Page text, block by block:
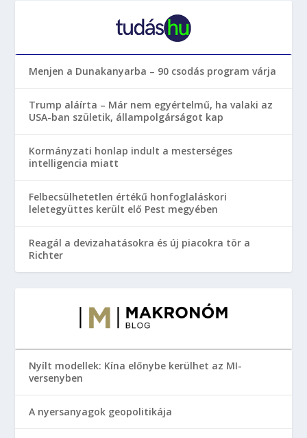
Menjen a Dunakanyarba – 90 csodás program várja
Trump aláírta – Már nem egyértelmű, ha valaki az
USA-ban születik, állampolgárságot kap
Kormányzati honlap indult a mesterséges
intelligencia miatt
Felbecsülhetetlen értékű honfoglaláskori
leletegyüttes került elő Pest megyében
Reagál a devizahatásokra és új piacokra tör a
Richter
Nyílt modellek: Kína előnybe kerülhet az MI-
versenyben
A nyersanyagok geopolitikája